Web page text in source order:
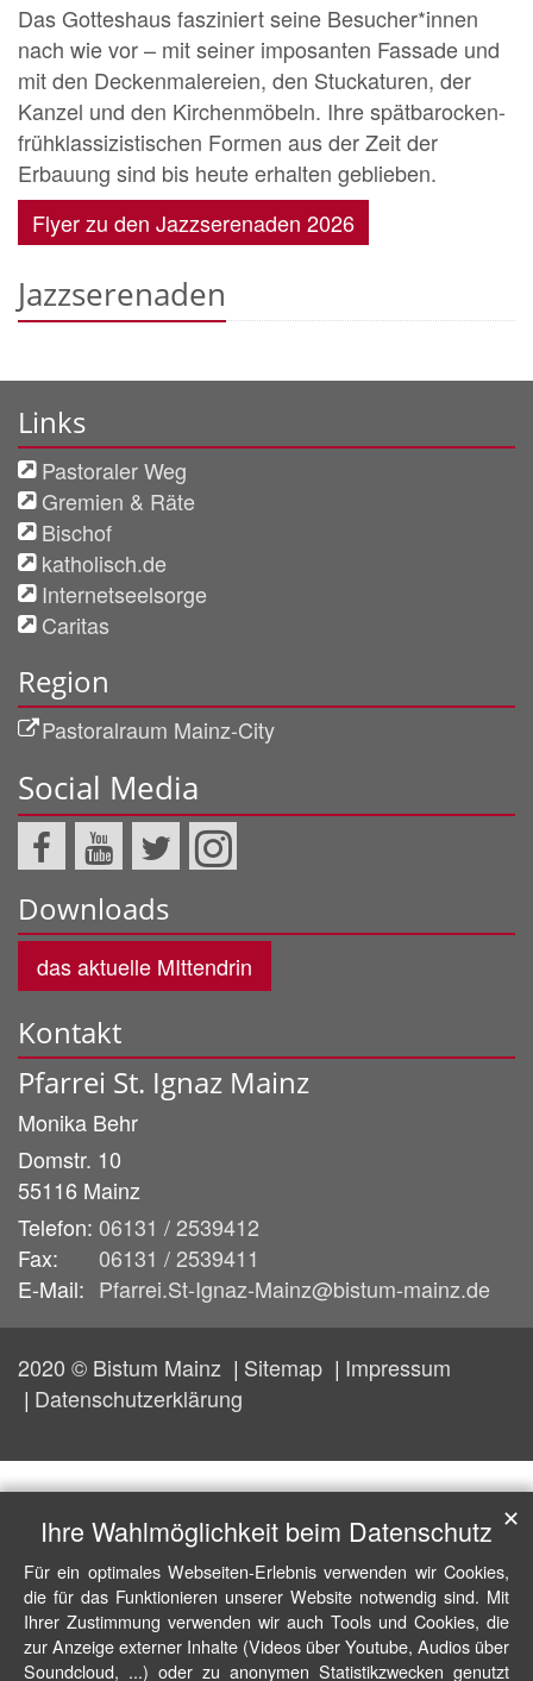
Das Gotteshaus fasziniert seine Besucher*innen
nach wie vor – mit seiner imposanten Fassade und
mit den Deckenmalereien, den Stuckaturen, der
Kanzel und den Kirchenmöbeln. Ihre spätbarocken-
frühklassizistischen Formen aus der Zeit der
Erbauung sind bis heute erhalten geblieben.
Flyer zu den Jazzserenaden 2026
Jazzserenaden
Links
Pastoraler Weg
Gremien & Räte
Bischof
katholisch.de
Internetseelsorge
Caritas
Region
Pastoralraum Mainz-City
Social Media
Downloads
das aktuelle MIttendrin
Kontakt
Pfarrei St. Ignaz Mainz
Monika Behr
Domstr. 10
55116 Mainz
Telefon: 06131 / 2539412
Fax:
06131 / 2539411
E-Mail: Pfarrei.St-Ignaz-Mainz@bistum-mainz.de
2020 © Bistum Mainz Sitemap
Impressum
Datenschutzerklärung
Ihre Wahlmöglichkeit beim Datenschutz
Für ein optimales Webseiten-Erlebnis verwenden wir Cookies,
die für das Funktionieren unserer Website notwendig sind. Mit
Ihrer Zustimmung verwenden wir auch Tools und Cookies, die
zur Anzeige externer Inhalte (Videos über Youtube, Audios über
Soundcloud, ...) oder zu anonymen Statistikzwecken genutzt
✕